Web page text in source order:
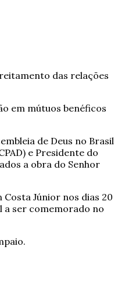
das relações
em mútuos benéficos
de Deus no Brasil
e Presidente do
a obra do Senhor
Júnior nos dias 20
a ser comemorado no